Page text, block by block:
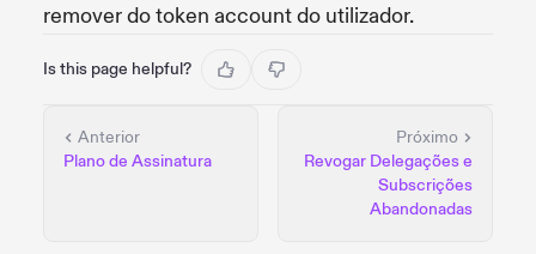
remover do token account do utilizador.
Is this page helpful?
Anterior
Plano de Assinatura
Próximo
Revogar Delegações e
Subscrições
Abandonadas